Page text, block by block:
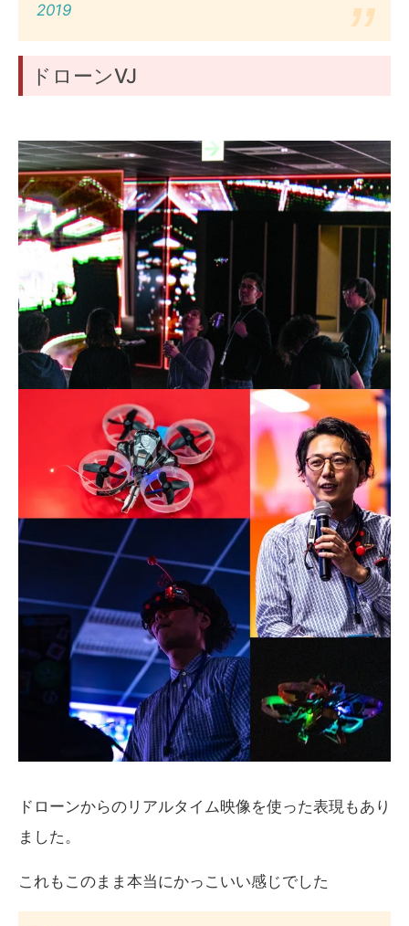
2019
ドローンVJ
ドローンからのリアルタイム映像を使った表現もあり
ました。
これもこのまま本当にかっこいい感じでした